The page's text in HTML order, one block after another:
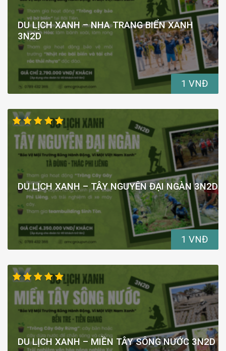
DU LỊCH XANH – NHA TRANG BIỂN XANH
3N2D
1 VNĐ
DU LỊCH XANH – TÂY NGUYÊN ĐẠI NGÀN 3N2D
1 VNĐ
DU LỊCH XANH – MIỀN TÂY SÔNG NƯỚC 3N2D